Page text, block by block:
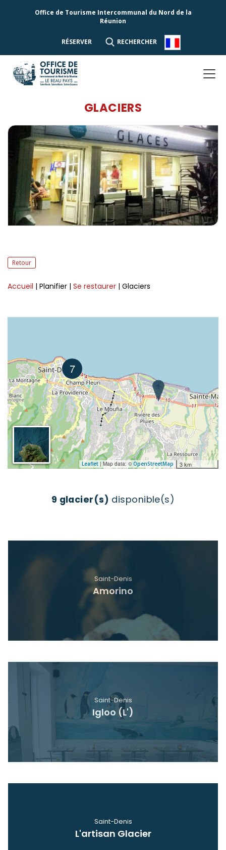
Office de Tourisme Intercommunal du Nord de la
Réunion
RÉSERVER RECHERCHER
GLACIERS
Retour
Accueil | Planifier | Se restaurer | Glaciers
7
3 km
Leaflet | Map data: © OpenStreetMap
9 glacier(s) disponible(s)
Saint-Denis
Amorino
Voir
Saint-Denis
Igloo (L')
Voir
Saint-Denis
L'artisan Glacier
Voir